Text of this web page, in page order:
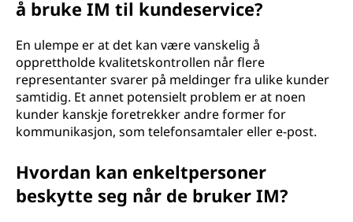
å bruke IM til kundeservice?
En ulempe er at det kan være vanskelig å
opprettholde kvalitetskontrollen når flere
representanter svarer på meldinger fra ulike kunder
samtidig. Et annet potensielt problem er at noen
kunder kanskje foretrekker andre former for
kommunikasjon, som telefonsamtaler eller e-post.
Hvordan kan enkeltpersoner
beskytte seg når de bruker IM?